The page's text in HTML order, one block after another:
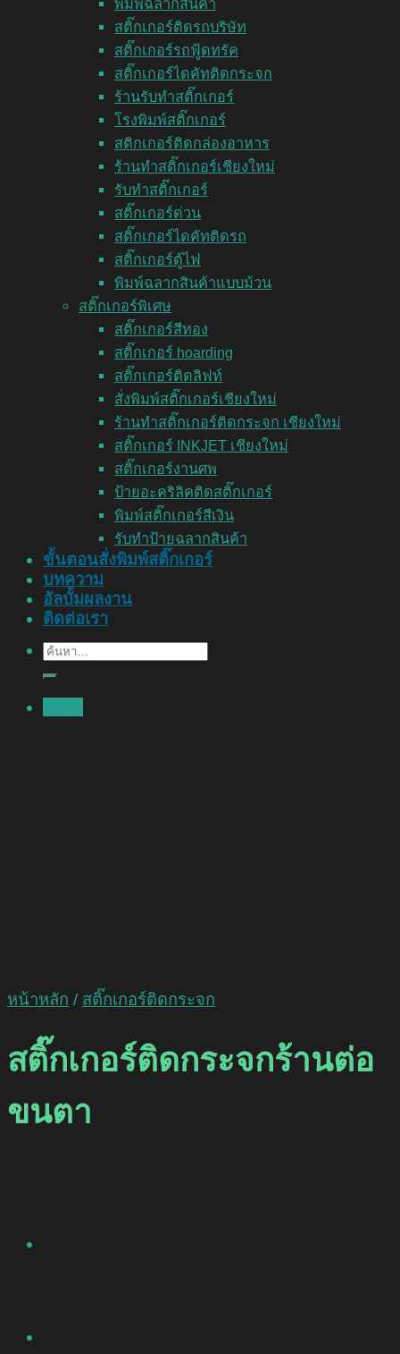
พิมพ์ฉลากสินค้า
สติ๊กเกอร์ติดรถบริษัท
สติ๊กเกอร์รถฟู้ดทรัค
สติ๊กเกอร์ไดคัทติดกระจก
ร้านรับทำสติ๊กเกอร์
โรงพิมพ์สติ๊กเกอร์
สติกเกอร์ติดกล่องอาหาร
ร้านทำสติ๊กเกอร์เชียงใหม่
รับทำสติ๊กเกอร์
สติ๊กเกอร์ด่วน
สติ๊กเกอร์ไดคัทติดรถ
สติ๊กเกอร์ตู้ไฟ
พิมพ์ฉลากสินค้าแบบม้วน
สติ๊กเกอร์พิเศษ
สติ๊กเกอร์สีทอง
สติ๊กเกอร์ hoarding
สติ๊กเกอร์ติดลิฟท์
สั่งพิมพ์สติ๊กเกอร์เชียงใหม่
ร้านทำสติ๊กเกอร์ติดกระจก เชียงใหม่
สติ๊กเกอร์ INKJET เชียงใหม่
สติ๊กเกอร์งานศพ
ป้ายอะคริลิคติดสติ๊กเกอร์
พิมพ์สติ๊กเกอร์สีเงิน
รับทำป้ายฉลากสินค้า
ขั้นตอนสั่งพิมพ์สติ๊กเกอร์
บทความ
อัลบั้มผลงาน
ติดต่อเรา
ค้นหา:
หน้าหลัก / สติ๊กเกอร์ติดกระจก
สติ๊กเกอร์ติดกระจกร้านต่อ
ขนตา